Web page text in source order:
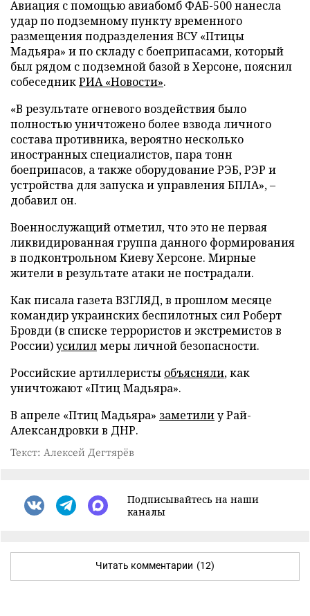
Авиация с помощью авиабомб ФАБ-500 нанесла
удар по подземному пункту временного
размещения подразделения ВСУ «Птицы
Мадьяра» и по складу с боеприпасами, который
был рядом с подземной базой в Херсоне, пояснил
собеседникРИА «Новости».
«В результате огневого воздействия было
полностью уничтожено более взвода личного
состава противника, вероятно несколько
иностранных специалистов, пара тонн
боеприпасов, а также оборудование РЭБ, РЭР и
устройства для запуска и управления БПЛА», –
добавил он.
Военнослужащий отметил, что это не первая
ликвидированная группа данного формирования
в подконтрольном Киеву Херсоне. Мирные
жители в результате атаки не пострадали.
Как писала газета ВЗГЛЯД, в прошлом месяце
командир украинских беспилотных сил Роберт
Бровди (в списке террористов и экстремистов в
России)усилилмеры личной безопасности.
Российские артиллеристы объясняли, как
уничтожают «Птиц Мадьяра».
В апреле «Птиц Мадьяра» заметилиу Рай-
Александровки в ДНР.
Текст: Алексей Дегтярёв
Подписывайтесь на наши
каналы
Читать комментарии (12)